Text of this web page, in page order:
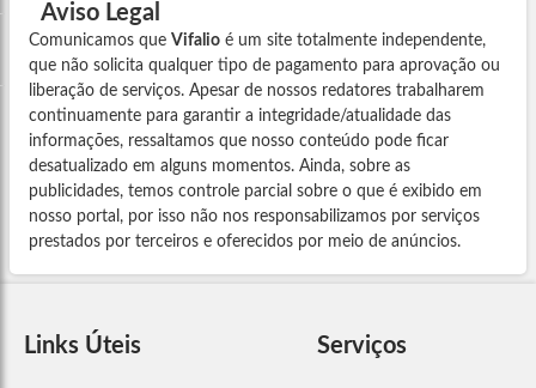
Aviso Legal
Comunicamos que Vifalio é um site totalmente independente,
que não solicita qualquer tipo de pagamento para aprovação ou
liberação de serviços. Apesar de nossos redatores trabalharem
continuamente para garantir a integridade/atualidade das
informações, ressaltamos que nosso conteúdo pode ficar
desatualizado em alguns momentos. Ainda, sobre as
publicidades, temos controle parcial sobre o que é exibido em
nosso portal, por isso não nos responsabilizamos por serviços
prestados por terceiros e oferecidos por meio de anúncios.
Links Úteis Serviços